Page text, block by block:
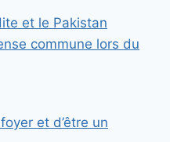
et le Pakistan
commune lors du
et d’être un